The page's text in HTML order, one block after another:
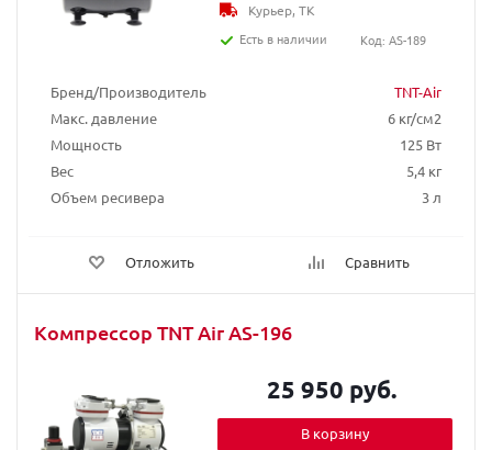
Бренд/Производитель
TNT-Air
Макс. давление
6 кг/см2
Мощность
125 Вт
Вес
5,4 кг
Объем ресивера
3 л
Отложить Сравнить
Курьер, ТК
Есть в наличии
Код: AS-189
Компрессор TNT Air AS-196
25 950 руб.
В корзину